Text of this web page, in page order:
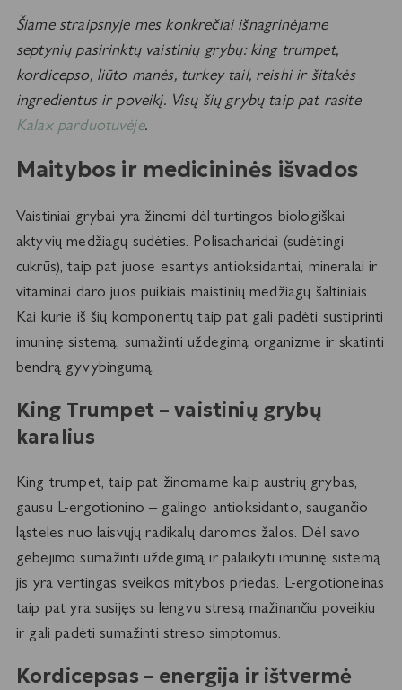
Šiame straipsnyje mes konkrečiai išnagrinėjame
septynių pasirinktų vaistinių grybų: king trumpet,
kordicepso, liūto manės, turkey tail, reishi ir šitakės
ingredientus ir poveikį. Visų šių grybų taip pat rasite
Kalax parduotuvėje.
Maitybos ir medicininės išvados
Vaistiniai grybai yra žinomi dėl turtingos biologiškai
aktyvių medžiagų sudėties. Polisacharidai (sudėtingi
cukrūs), taip pat juose esantys antioksidantai, mineralai ir
vitaminai daro juos puikiais maistinių medžiagų šaltiniais.
Kai kurie iš šių komponentų taip pat gali padėti sustiprinti
imuninę sistemą, sumažinti uždegimą organizme ir skatinti
bendrą gyvybingumą.
King Trumpet – vaistinių grybų
karalius
King trumpet, taip pat žinomame kaip austrių grybas,
gausu L-ergotionino – galingo antioksidanto, saugančio
ląsteles nuo laisvųjų radikalų daromos žalos. Dėl savo
gebėjimo sumažinti uždegimą ir palaikyti imuninę sistemą
jis yra vertingas sveikos mitybos priedas. L-ergotioneinas
taip pat yra susijęs su lengvu stresą mažinančiu poveikiu
ir gali padėti sumažinti streso simptomus.
Kordicepsas – energija ir ištvermė